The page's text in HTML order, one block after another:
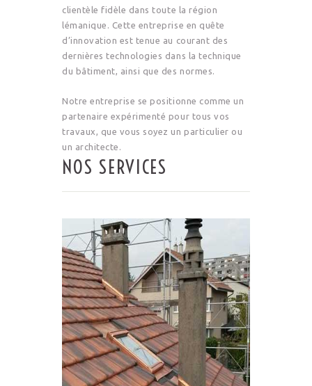
clientèle fidèle dans toute la région
lémanique. Cette entreprise en quête
d’innovation est tenue au courant des
dernières technologies dans la technique
du bâtiment, ainsi que des normes.
Notre entreprise se positionne comme un
partenaire expérimenté pour tous vos
travaux, que vous soyez un particulier ou
un architecte.
NOS SERVICES